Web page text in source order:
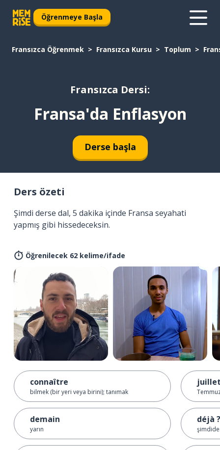
Öğrenmeye Başla
Fransızca Öğrenmek Fransızca Kursu Toplum
Fransızca Dersi:
Fransa'da Enflasyon
Derse başla
Ders özeti
Şimdi derse dal, 5 dakika içinde Fransa seyahati
yapmış gibi hissedeceksin.
Öğrenilecek 62 kelime/ifade
connaître
bilmek (bir yeri veya birini); tanımak
demain
yarın
déjà ?